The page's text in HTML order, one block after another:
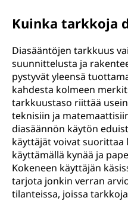
Kuinka tarkkoja
Diasääntöjen tarkkuus
suunnittelusta ja
pystyvät yleensä
kahdesta kolmeen
tarkkuustaso riittää
teknisiin ja
diasäännön käytön
käyttäjät voivat suorittaa
käyttämällä kynää ja
Kokeneen käyttäjän
tarjota jonkin verran
tilanteissa, joissa